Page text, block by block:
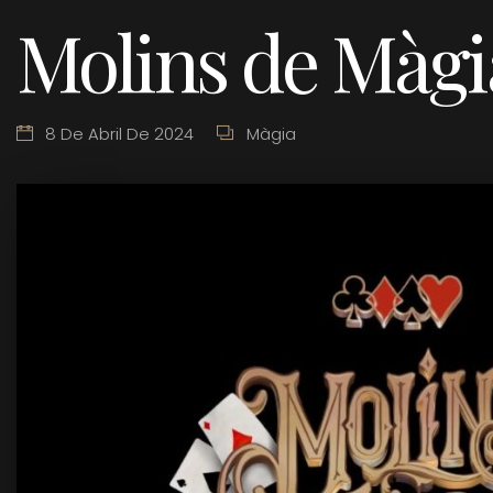
Molins de
8 De Abril De 2024 Màgia